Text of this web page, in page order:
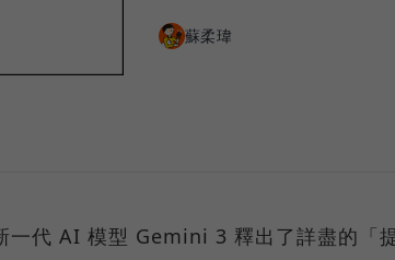
蘇柔瑋
一代 AI 模型 Gemini 3 釋出了詳盡的「